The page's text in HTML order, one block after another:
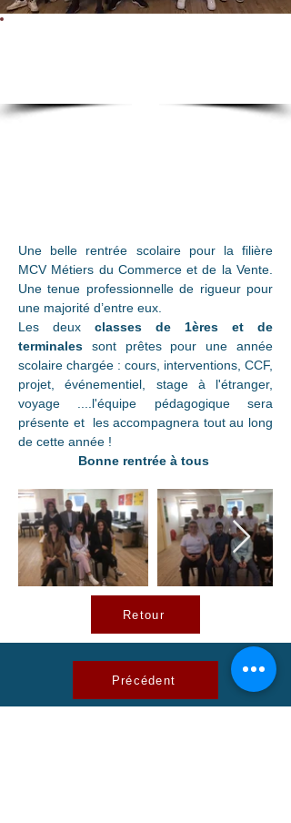
Une belle rentrée scolaire pour la filière
MCV Métiers du Commerce et de la Vente.
Une tenue professionnelle de rigueur pour
une majorité d’entre eux.
Les deux classes de 1ères et de
terminales sont prêtes pour une année
scolaire chargée : cours, interventions, CCF,
projet, événementiel, stage à l'étranger,
voyage ....l'équipe pédagogique sera
présente et  les accompagnera tout au long
de cette année !
Bonne rentrée à tous
Retour
Précédent